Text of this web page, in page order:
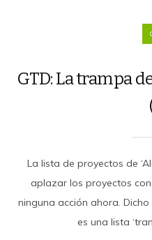
GTD: La trampa
La lista de proyectos de
aplazar los proyectos
ninguna acción ahora.
es una lista